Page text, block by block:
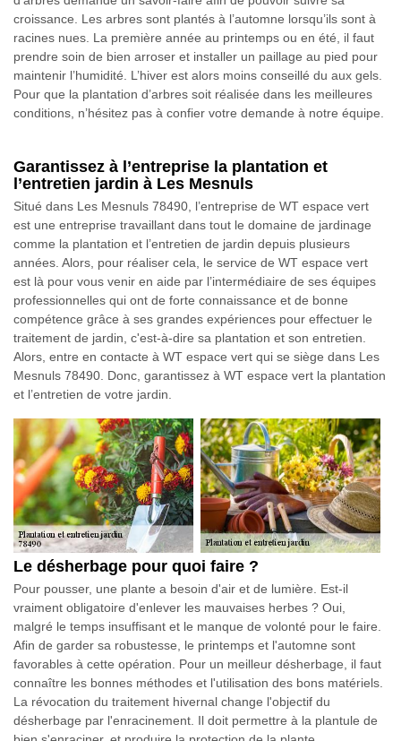
croissance. Les arbres sont plantés à l’automne lorsqu’ils sont à
racines nues. La première année au printemps ou en été, il faut
prendre soin de bien arroser et installer un paillage au pied pour
maintenir l’humidité. L’hiver est alors moins conseillé du aux gels.
Pour que la plantation d’arbres soit réalisée dans les meilleures
conditions, n’hésitez pas à confier votre demande à notre équipe.
Garantissez à l’entreprise la plantation et
l’entretien jardin à Les Mesnuls
Situé dans Les Mesnuls 78490, l’entreprise de WT espace vert
est une entreprise travaillant dans tout le domaine de jardinage
comme la plantation et l’entretien de jardin depuis plusieurs
années. Alors, pour réaliser cela, le service de WT espace vert
est là pour vous venir en aide par l’intermédiaire de ses équipes
professionnelles qui ont de forte connaissance et de bonne
compétence grâce à ses grandes expériences pour effectuer le
traitement de jardin, c'est-à-dire sa plantation et son entretien.
Alors, entre en contacte à WT espace vert qui se siège dans Les
Mesnuls 78490. Donc, garantissez à WT espace vert la plantation
et l’entretien de votre jardin.
Le désherbage pour quoi faire ?
Pour pousser, une plante a besoin d'air et de lumière. Est-il
vraiment obligatoire d'enlever les mauvaises herbes ? Oui,
malgré le temps insuffisant et le manque de volonté pour le faire.
Afin de garder sa robustesse, le printemps et l'automne sont
favorables à cette opération. Pour un meilleur désherbage, il faut
connaître les bonnes méthodes et l'utilisation des bons matériels.
La révocation du traitement hivernal change l'objectif du
désherbage par l'enracinement. Il doit permettre à la plantule de